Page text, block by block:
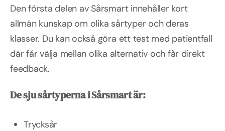
Den första delen av Sårsmart innehåller kort
allmän kunskap om olika sårtyper och deras
klasser. Du kan också göra ett test med patientfall
där får välja mellan olika alternativ och får direkt
feedback.
De sju sårtyperna i Sårsmart är:
Trycksår